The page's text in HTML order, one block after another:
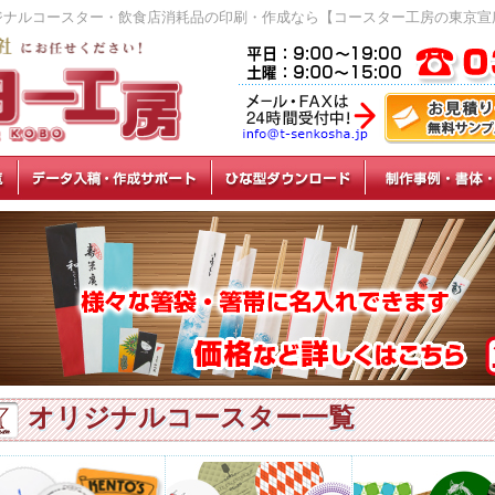
ナルコースター・飲食店消耗品の印刷・作成なら【コースター工房の東京宣
オリジナルコースター一覧